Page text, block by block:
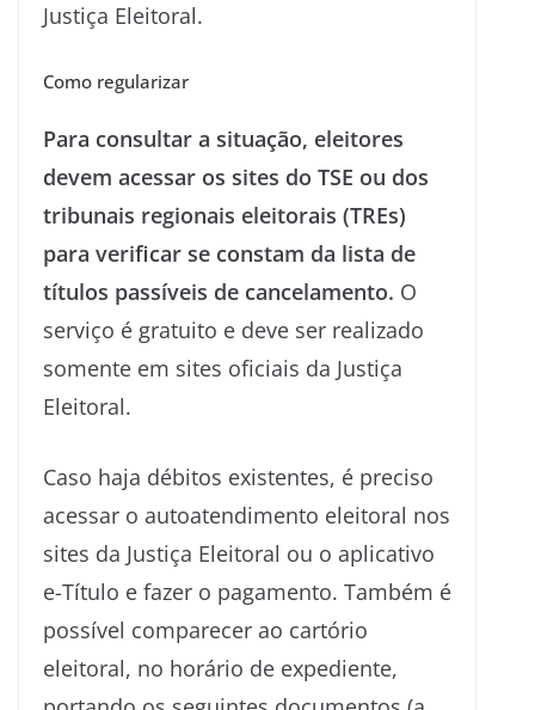
Justiça Eleitoral.
Como regularizar
Para consultar a situação, eleitores
devem acessar os sites do TSE ou dos
tribunais regionais eleitorais (TREs)
para verificar se constam da lista de
títulos passíveis de cancelamento. O
serviço é gratuito e deve ser realizado
somente em sites oficiais da Justiça
Eleitoral.
Caso haja débitos existentes, é preciso
acessar o autoatendimento eleitoral nos
sites da Justiça Eleitoral ou o aplicativo
e-Título e fazer o pagamento. Também é
possível comparecer ao cartório
eleitoral, no horário de expediente,